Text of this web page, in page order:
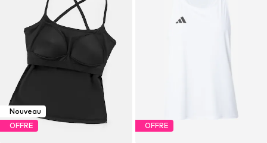
Nouveau
OFFRE
OFFRE